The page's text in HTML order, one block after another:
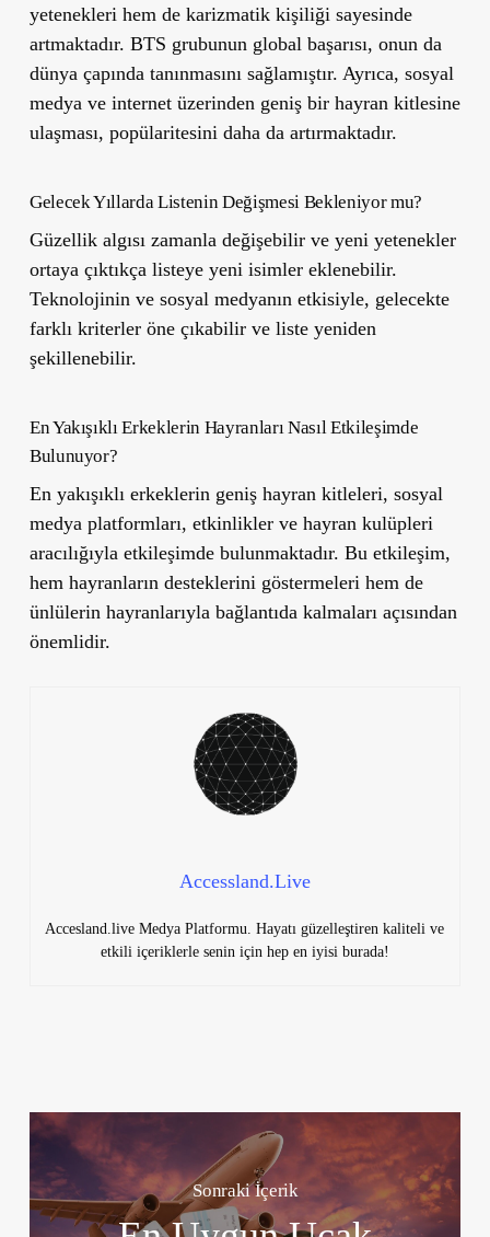
yetenekleri hem de karizmatik kişiliği sayesinde
artmaktadır. BTS grubunun global başarısı, onun da
dünya çapında tanınmasını sağlamıştır. Ayrıca, sosyal
medya ve internet üzerinden geniş bir hayran kitlesine
ulaşması, popülaritesini daha da artırmaktadır.
Gelecek Yıllarda Listenin Değişmesi Bekleniyor mu?
Güzellik algısı zamanla değişebilir ve yeni yetenekler
ortaya çıktıkça listeye yeni isimler eklenebilir.
Teknolojinin ve sosyal medyanın etkisiyle, gelecekte
farklı kriterler öne çıkabilir ve liste yeniden
şekillenebilir.
En Yakışıklı Erkeklerin Hayranları Nasıl Etkileşimde
Bulunuyor?
En yakışıklı erkeklerin geniş hayran kitleleri, sosyal
medya platformları, etkinlikler ve hayran kulüpleri
aracılığıyla etkileşimde bulunmaktadır. Bu etkileşim,
hem hayranların desteklerini göstermeleri hem de
ünlülerin hayranlarıyla bağlantıda kalmaları açısından
önemlidir.
Accessland.Live
Accesland.live Medya Platformu. Hayatı güzelleştiren kaliteli ve
etkili içeriklerle senin için hep en iyisi burada!
Sonraki İçerik